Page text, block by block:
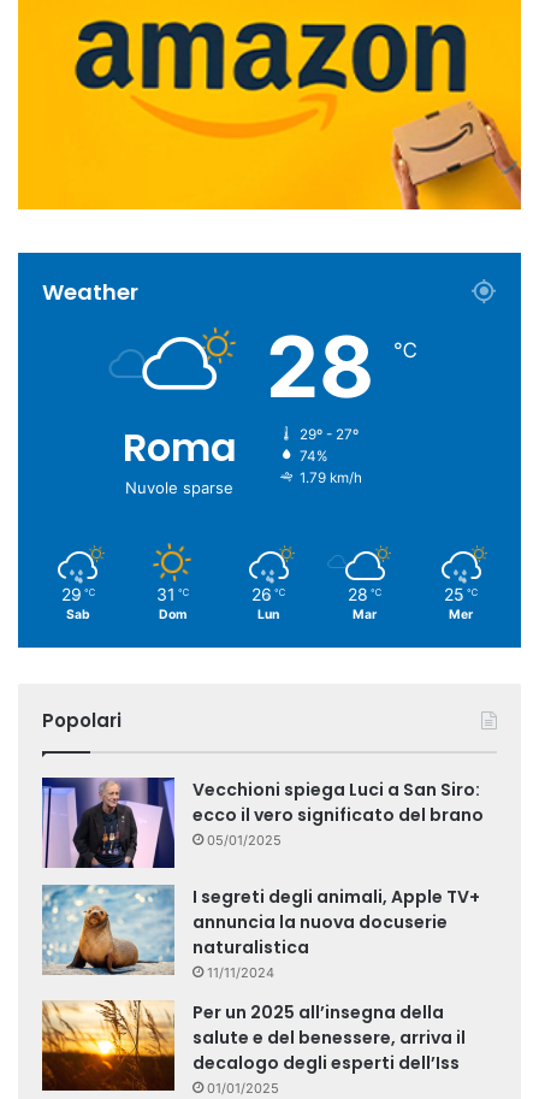
Weather
Roma
Nuvole sparse
28 ℃
29º - 27º
74%
1.79 km/h
29 ℃
Sab
31 ℃
Dom
26 ℃
Lun
28 ℃
Mar
25 ℃
Mer
Popolari
Vecchioni spiega Luci a San Siro:
ecco il vero significato del brano
05/01/2025
I segreti degli animali, Apple TV+
annuncia la nuova docuserie
naturalistica
11/11/2024
Per un 2025 all’insegna della
salute e del benessere, arriva il
decalogo degli esperti dell’Iss
01/01/2025